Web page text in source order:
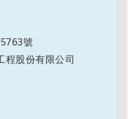
號
程股份有限公司